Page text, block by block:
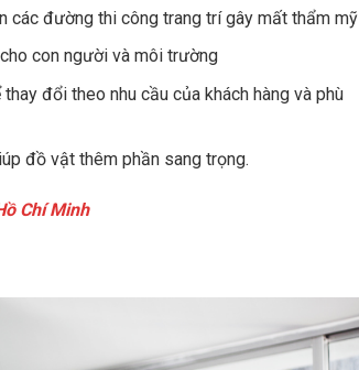
các đường thi công trang trí gây mất thẩm mỹ
con người và môi trường
đổi theo nhu cầu của khách hàng và phù
đồ vật thêm phần sang trọng.
Chí Minh